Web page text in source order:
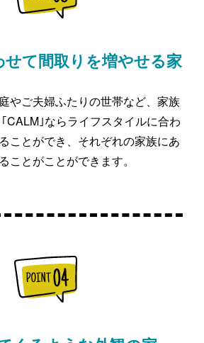
て間取りを増やせる家
やご夫婦ふたりの世帯など、家族
CALM｣ならライフスタイルに合わ
ことができ、それぞれの家族にあ
ことがことができます。